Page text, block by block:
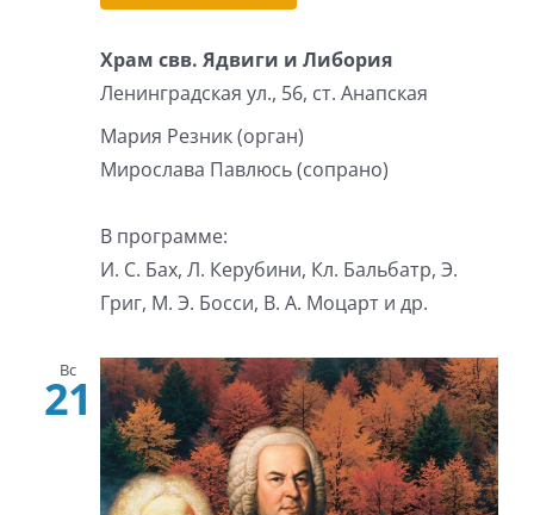
Храм свв. Ядвиги и Либория
Ленинградская ул., 56, ст. Анапская
Мария Резник (орган)
Мирослава Павлюсь (сопрано)
В программе:
И. С. Бах, Л. Керубини, Кл. Бальбатр, Э.
Григ, М. Э. Босси, В. А. Моцарт и др.
Вс
21